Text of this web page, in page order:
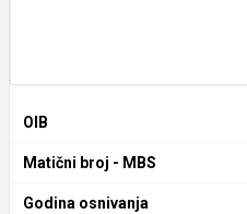
OIB
Matični broj - MBS
Godina osnivanja